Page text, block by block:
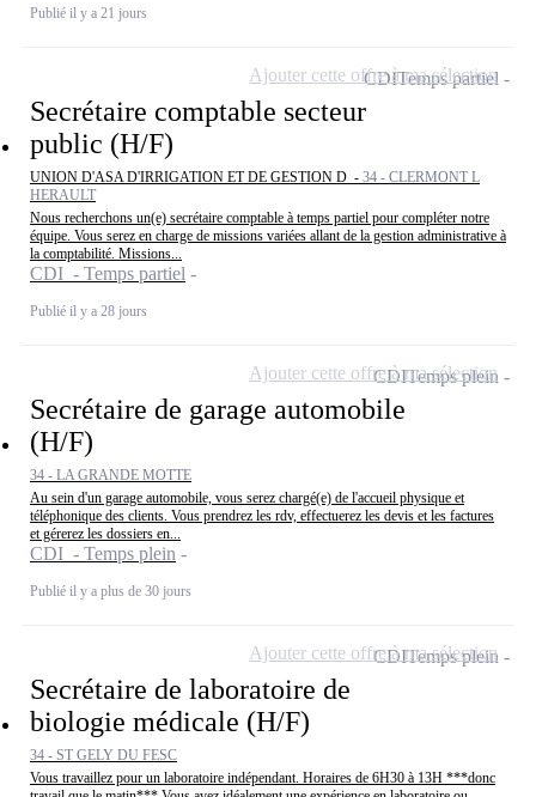
Publié il y a 21 jours
Secrétaire comptable secteur
public (H/F)
UNION D'ASA D'IRRIGATION ET DE GESTION D - 34 - CLERMONT L
HERAULT
Nous recherchons un(e) secrétaire comptable à temps partiel pour compléter notre
équipe. Vous serez en charge de missions variées allant de la gestion administrative à
la comptabilité. Missions...
CDI - Temps partiel
Publié il y a 28 jours
CDITemps partiel
Ajouter cette offre à ma sélection
Secrétaire de garage automobile
(H/F)
34 - LA GRANDE MOTTE
Au sein d'un garage automobile, vous serez chargé(e) de l'accueil physique et
téléphonique des clients. Vous prendrez les rdv, effectuerez les devis et les factures
et gérerez les dossiers en...
CDI - Temps plein
Publié il y a plus de 30 jours
CDITemps plein
Ajouter cette offre à ma sélection
Secrétaire de laboratoire de
biologie médicale (H/F)
34 - ST GELY DU FESC
Vous travaillez pour un laboratoire indépendant. Horaires de 6H30 à 13H ***donc
CDITemps plein
Ajouter cette offre à ma sélection